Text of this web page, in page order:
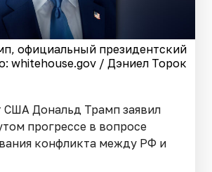
официальный президентский
whitehouse.gov / Дэниел Торок
США Дональд Трамп заявил
прогрессе в вопросе
конфликта между РФ и